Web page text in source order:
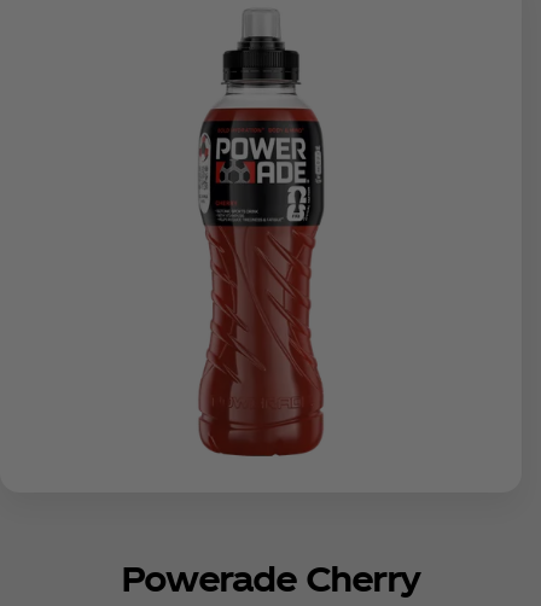
Powerade Cherry